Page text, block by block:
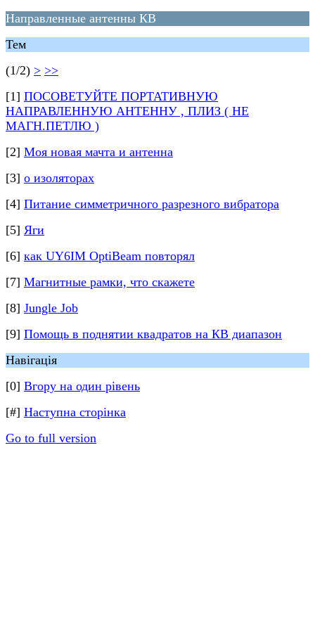
Направленные антенны КВ
Тем
(1/2) > >>
[1] ПОСОВЕТУЙТЕ ПОРТАТИВНУЮ
НАПРАВЛЕННУЮ АНТЕННУ , ПЛИЗ ( НЕ
МАГН.ПЕТЛЮ )
[2] Моя новая мачта и антенна
[3] о изоляторах
[4] Питание симметричного разрезного вибратора
[5] Яги
[6] как UY6IM OptiBeam повторял
[7] Магнитные рамки, что скажете
[8] Jungle Job
[9] Помощь в поднятии квадратов на КВ диапазон
Навігація
[0] Вгору на один рівень
[#] Наступна сторінка
Go to full version